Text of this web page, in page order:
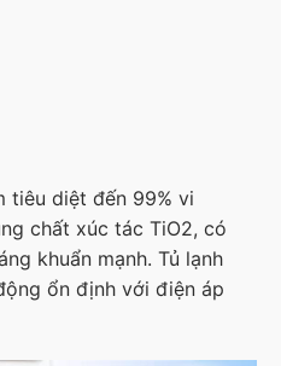
tiêu diệt đến 99% vi
chất xúc tác TiO2, có
khuẩn mạnh. Tủ lạnh
ổn định với điện áp